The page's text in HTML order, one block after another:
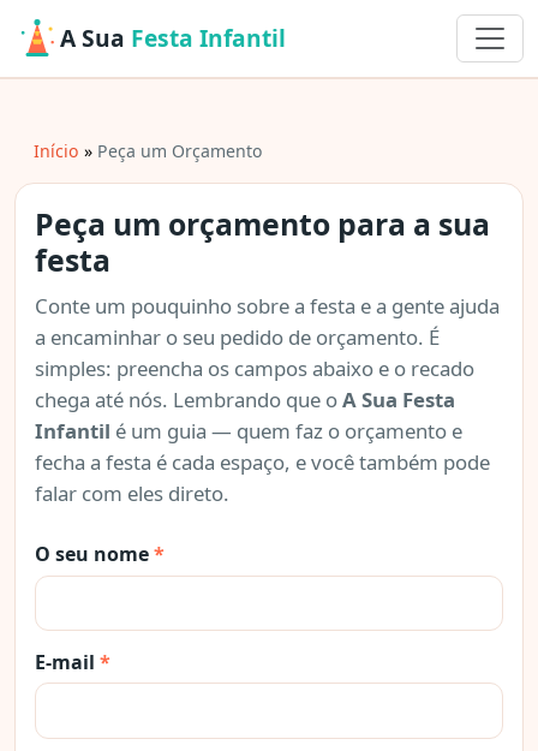
A Sua Festa Infantil
Início Peça um Orçamento
Peça um orçamento para a sua
festa
Conte um pouquinho sobre a festa e a gente ajuda
a encaminhar o seu pedido de orçamento. É
simples: preencha os campos abaixo e o recado
chega até nós. Lembrando que oA Sua Festa
Infantil é um guia — quem faz o orçamento e
fecha a festa é cada espaço, e você também pode
falar com eles direto.
O seu nome*
E-mail *